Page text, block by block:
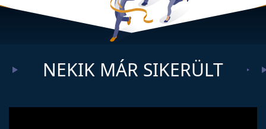
NEKIK MÁR SIKERÜLT